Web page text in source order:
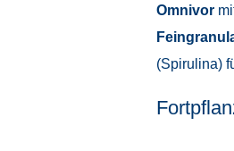
Omnivor
(Spirulina)